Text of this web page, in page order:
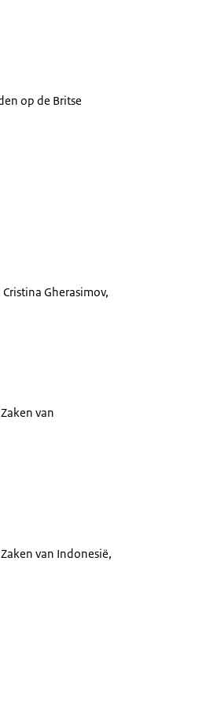
op de Britse
Gherasimov,
van
van Indonesië,